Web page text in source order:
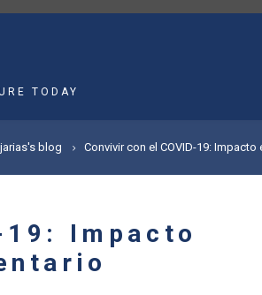
TODAY
jarias's blog Convivir con el COVID-19:
Impacto